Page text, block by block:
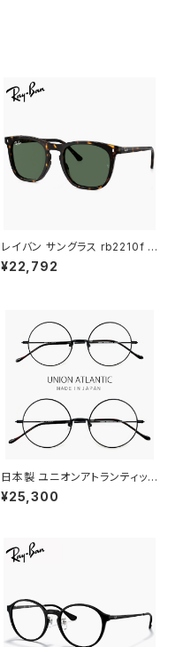
レイバン サングラス rb2210f 9
02/31 53mm Ray-Ban RB22
10F 90231 ウェリントン ボスト
グ モデル
¥22,792
日本製 ユニオンアトランティック
メガネ ua3614 15 【 46mm 5
0mm 】 鯖江 メンズ レディース
IN JAPAN ブラック 黒縁 黒ぶち
カラー
¥25,300